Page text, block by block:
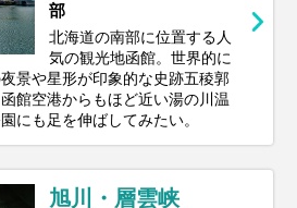
部
北海道の南部に位置する人
気の観光地函館。世界的に
景や星形が印象的な史跡五稜郭
館空港からもほど近い湯の川温
にも足を伸ばしてみたい。
旭川・層雲峡